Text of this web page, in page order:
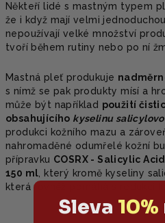
Někteří lidé s mastným typem
že i když mají velmi
nepoužívají velké množství
tvoří během rutiny nebo po ní
Mastná pleť produkuje
s nímž se pak produkty mísí a
může být například použití
obsahujícího kyselinu
produkci kožního mazu a
nahromaděné odumřelé kožní
přípravku COSRX - Salicylic
150 ml , který kromě kyseliny
která rovněž pomáhá s redukcí
Sleva 10%